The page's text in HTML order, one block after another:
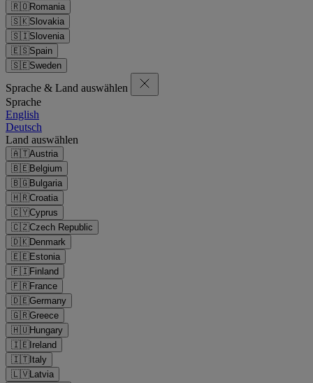
🇷🇴Romania
🇸🇰Slovakia
🇸🇮Slovenia
🇪🇸Spain
🇸🇪Sweden
Sprache & Land auswählen
Sprache
English
Deutsch
Land auswählen
🇦🇹Austria
🇧🇪Belgium
🇧🇬Bulgaria
🇭🇷Croatia
🇨🇾Cyprus
🇨🇿Czech Republic
🇩🇰Denmark
🇪🇪Estonia
🇫🇮Finland
🇫🇷France
🇩🇪Germany
🇬🇷Greece
🇭🇺Hungary
🇮🇪Ireland
🇮🇹Italy
🇱🇻Latvia